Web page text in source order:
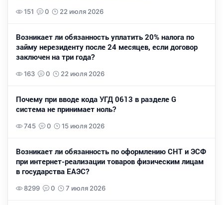
151 0 22 июля 2026
Возникает ли обязанность уплатить 20% налога по
займу нерезиденту после 24 месяцев, если договор
заключен на три года?
163 0 22 июля 2026
Почему при вводе кода УГД 0613 в разделе G
система не принимает ноль?
745 0 15 июля 2026
Возникает ли обязанность по оформлению СНТ и ЭСФ
при интернет-реализации товаров физическим лицам
в государства ЕАЭС?
8299 0 7 июля 2026